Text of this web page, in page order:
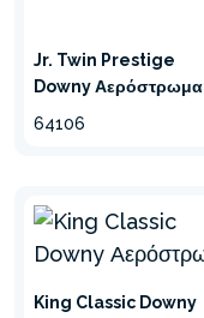
Jr. Twin Prestige
Downy Αερόστρωμα
64106
King Classic Downy